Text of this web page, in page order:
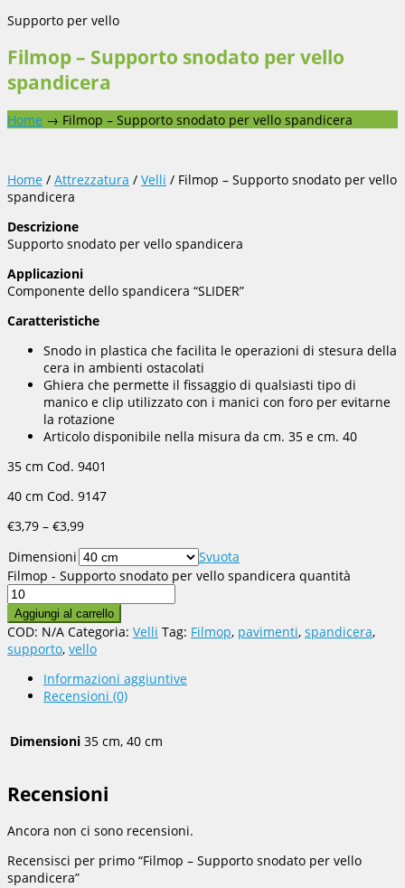
Supporto per vello
Filmop – Supporto snodato per vello
spandicera
Home → Filmop – Supporto snodato per vello spandicera
Home / Attrezzatura / Velli / Filmop – Supporto snodato per vello
spandicera
Descrizione
Supporto snodato per vello spandicera
Applicazioni
Componente dello spandicera “SLIDER”
Caratteristiche
Snodo in plastica che facilita le operazioni di stesura della
cera in ambienti ostacolati
Ghiera che permette il fissaggio di qualsiasti tipo di
manico e clip utilizzato con i manici con foro per evitarne
la rotazione
Articolo disponibile nella misura da cm. 35 e cm. 40
35 cm Cod. 9401
40 cm Cod. 9147
€3,79 – €3,99
Dimensioni
Svuota
Filmop - Supporto snodato per vello spandicera quantità
Aggiungi al carrello
COD: N/A Categoria: Velli Tag: Filmop, pavimenti, spandicera,
supporto, vello
Informazioni aggiuntive
Recensioni (0)
Dimensioni 35 cm, 40 cm
Recensioni
Ancora non ci sono recensioni.
Recensisci per primo “Filmop – Supporto snodato per vello
spandicera”